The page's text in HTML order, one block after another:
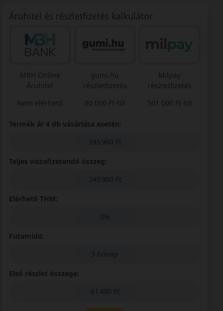
Áruhitel és részletfizetés kalkulátor
MBH Online
Áruhitel
Nem elérhető
gumi.hu
részletfizetés
80 000 Ft-tól
Milpay
részletfizetés
501 000 Ft-tól
Termék ár 4 db vásárlása esetén:
245 960 Ft
Teljes viszafizetendő összeg:
245 960 Ft
Elérhető THM:
0%
Futamidő:
3 hónap
Első részlet összege:
61 490 Ft